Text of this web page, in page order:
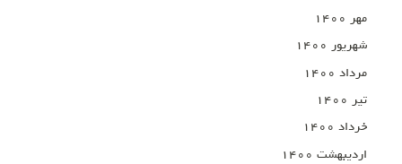
مهر ۱۴۰۰
شهریور ۱۴۰۰
مرداد ۱۴۰۰
تیر ۱۴۰۰
خرداد ۱۴۰۰
اردیبهشت ۱۴۰۰